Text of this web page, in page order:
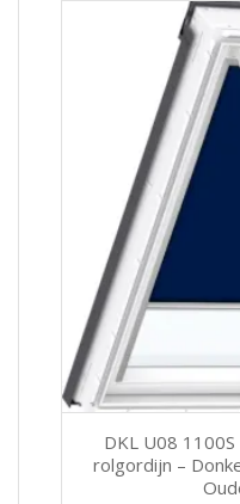
DKL U08
rolgordijn –